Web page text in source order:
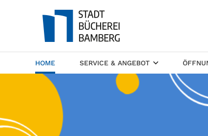
HOME (CURRENT)SERVICE & ANGEBOT